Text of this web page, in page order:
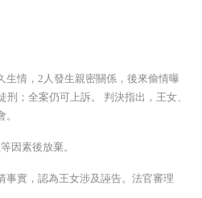
情，2人發生親密關係，後來偷情曝
；全案仍可上訴。 判決指出，王女、
因素後放棄。
事實，認為王女涉及誣告。法官審理